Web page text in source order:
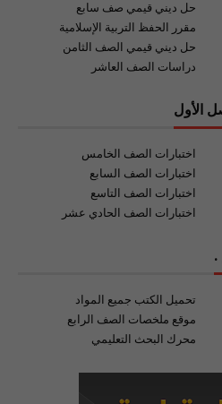
حل ديني قيمي صف سابع
مقرر الحفظ التربية الإسلامية
حل ديني قيمي الصف الثامن
دراسات الصف العاشر
الأول
اختبارات الصف الخامس
اختبارات الصف السابع
اختبارات الصف التاسع
اختبارات الصف الحادي عشر
.
تحميل الكتب جميع المواد
موقع ملخصات الصف الرابع
محرك البحث التعليمي